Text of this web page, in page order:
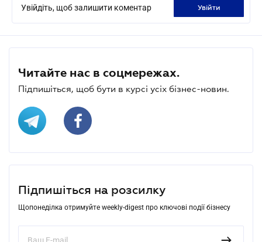
Увійдіть, щоб залишити коментар увійти
Читайте нас в соцмережах.
Підпишіться, щоб бути в курсі усіх бізнес-новин.
Підпишіться на розсилку
Щопонеділка отримуйте weekly-digest про ключові події бізнесу